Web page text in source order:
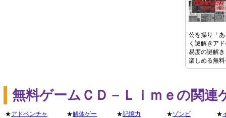
公を操り「
く謎解きア
易度の謎解
楽しめる無
無料ゲームＣＤ－Ｌｉｍｅの関連
★アドベンチャ
★解体ゲー
★記憶力 ★ゾンビ ★